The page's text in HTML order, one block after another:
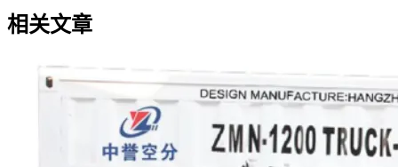
相关文章